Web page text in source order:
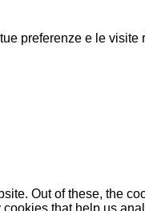
preferenze e le
Out of these, the
that help us